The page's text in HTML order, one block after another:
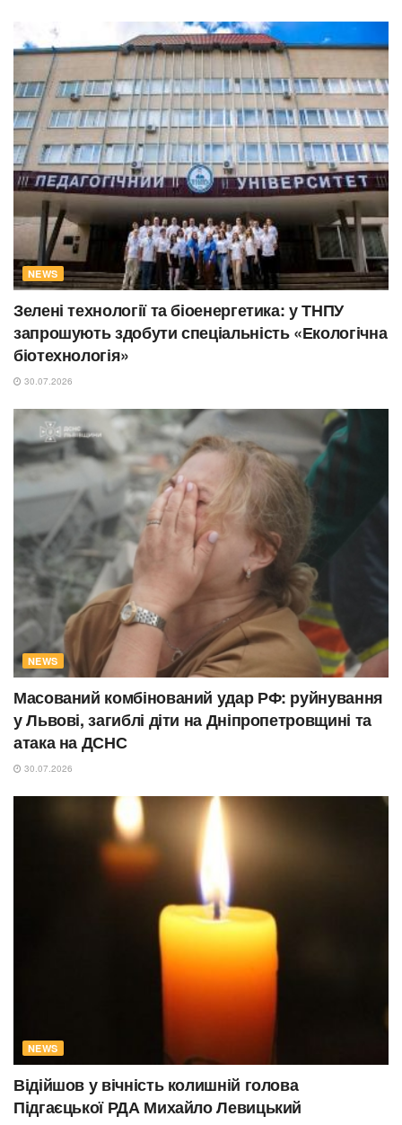
NEWS
Зелені технології та біоенергетика: у ТНПУ
запрошують здобути спеціальність «Екологічна
біотехнологія»
30.07.2026
NEWS
Масований комбінований удар РФ: руйнування
у Львові, загиблі діти на Дніпропетровщині та
атака на ДСНС
30.07.2026
NEWS
Відійшов у вічність колишній голова
Підгаєцької РДА Михайло Левицький